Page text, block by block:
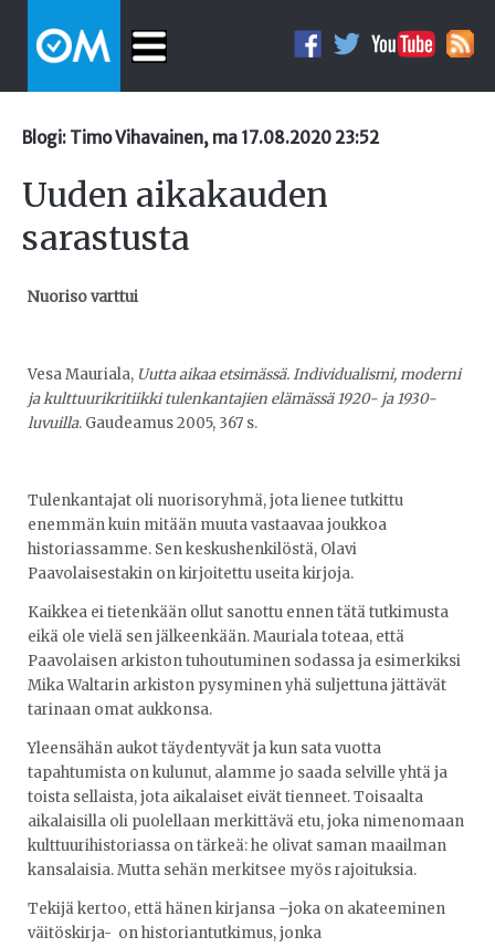
Blogi: Timo Vihavainen, ma 17.08.2020 23:52
Uuden aikakauden
sarastusta
Nuoriso varttui
Vesa Mauriala, Uutta aikaa etsimässä. Individualismi, moderni
ja kulttuurikritiikki tulenkantajien elämässä 1920- ja 1930-
luvuilla. Gaudeamus 2005, 367 s.
Tulenkantajat oli nuorisoryhmä, jota lienee tutkittu
enemmän kuin mitään muuta vastaavaa joukkoa
historiassamme. Sen keskushenkilöstä, Olavi
Paavolaisestakin on kirjoitettu useita kirjoja.
Kaikkea ei tietenkään ollut sanottu ennen tätä tutkimusta
eikä ole vielä sen jälkeenkään. Mauriala toteaa, että
Paavolaisen arkiston tuhoutuminen sodassa ja esimerkiksi
Mika Waltarin arkiston pysyminen yhä suljettuna jättävät
tarinaan omat aukkonsa.
Yleensähän aukot täydentyvät ja kun sata vuotta
tapahtumista on kulunut, alamme jo saada selville yhtä ja
toista sellaista, jota aikalaiset eivät tienneet. Toisaalta
aikalaisilla oli puolellaan merkittävä etu, joka nimenomaan
kulttuurihistoriassa on tärkeä: he olivat saman maailman
kansalaisia. Mutta sehän merkitsee myös rajoituksia.
Tekijä kertoo, että hänen kirjansa –joka on akateeminen
väitöskirja- on historiantutkimus, jonka